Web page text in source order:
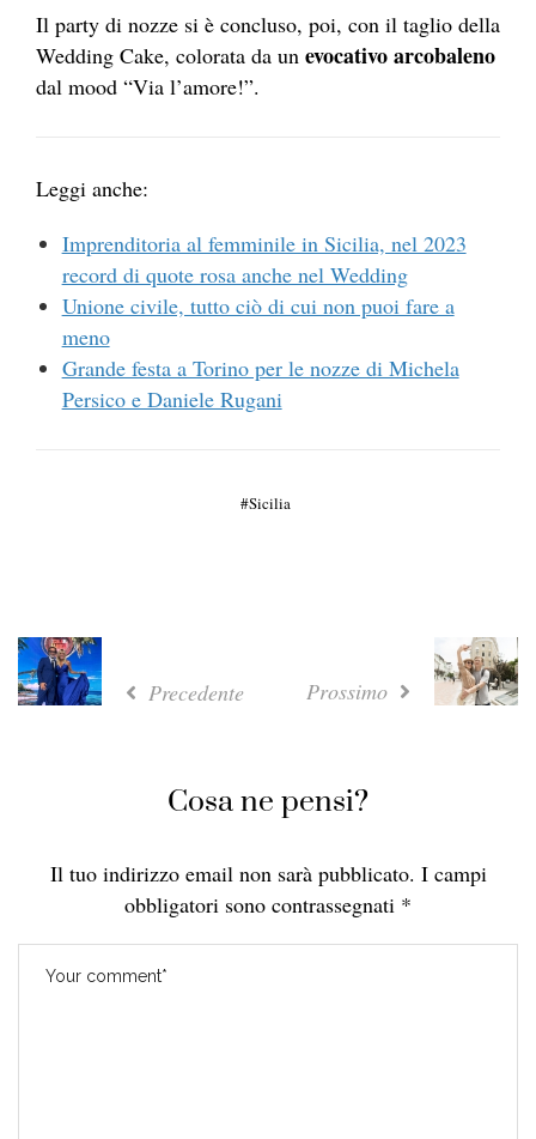
Il party di nozze si è concluso, poi, con il taglio della
Wedding Cake, colorata da un evocativo arcobaleno
dal mood “Via l’amore!”.
Leggi anche:
Imprenditoria al femminile in Sicilia, nel 2023
record di quote rosa anche nel Wedding
Unione civile, tutto ciò di cui non puoi fare a
meno
Grande festa a Torino per le nozze di Michela
Persico e Daniele Rugani
Sicilia
Precedente Prossimo
Cosa ne pensi?
Il tuo indirizzo email non sarà pubblicato. I campi
obbligatori sono contrassegnati *